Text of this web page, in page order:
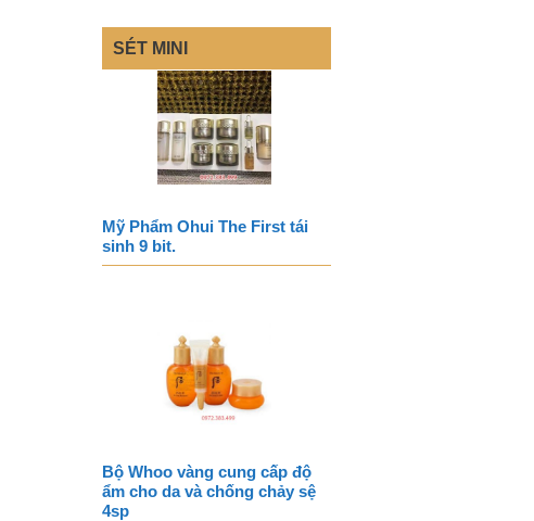
SÉT MINI
Mỹ Phẩm Ohui The First tái
sinh 9 bit.
Bộ Whoo vàng cung cấp độ
ẩm cho da và chống chảy sệ
4sp